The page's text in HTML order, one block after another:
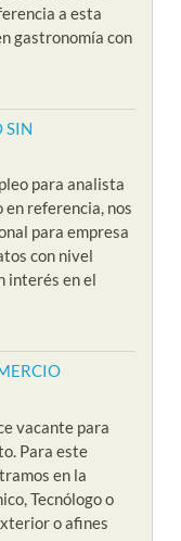
a esta
gastronomía con
SIN
para analista
referencia, nos
para empresa
con nivel
interés en el
vacante para
Para este
en la
Tecnólogo o
o afines